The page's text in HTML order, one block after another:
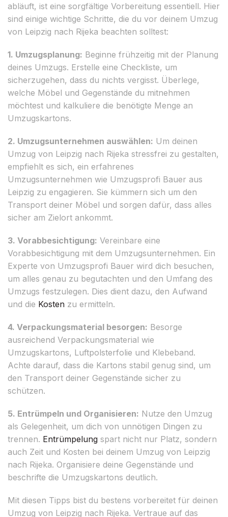
abläuft, ist eine sorgfältige Vorbereitung essentiell. Hier
sind einige wichtige Schritte, die du vor deinem Umzug
von Leipzig nach Rijeka beachten solltest:
1. Umzugsplanung: Beginne frühzeitig mit der Planung
deines Umzugs. Erstelle eine Checkliste, um
sicherzugehen, dass du nichts vergisst. Überlege,
welche Möbel und Gegenstände du mitnehmen
möchtest und kalkuliere die benötigte Menge an
Umzugskartons.
2. Umzugsunternehmen auswählen: Um deinen
Umzug von Leipzig nach Rijeka stressfrei zu gestalten,
empfiehlt es sich, ein erfahrenes
Umzugsunternehmen wie Umzugsprofi Bauer aus
Leipzig zu engagieren. Sie kümmern sich um den
Transport deiner Möbel und sorgen dafür, dass alles
sicher am Zielort ankommt.
3. Vorabbesichtigung: Vereinbare eine
Vorabbesichtigung mit dem Umzugsunternehmen. Ein
Experte von Umzugsprofi Bauer wird dich besuchen,
um alles genau zu begutachten und den Umfang des
Umzugs festzulegen. Dies dient dazu, den Aufwand
und die Kosten zu ermitteln.
4. Verpackungsmaterial besorgen: Besorge
ausreichend Verpackungsmaterial wie
Umzugskartons, Luftpolsterfolie und Klebeband.
Achte darauf, dass die Kartons stabil genug sind, um
den Transport deiner Gegenstände sicher zu
schützen.
5. Entrümpeln und Organisieren: Nutze den Umzug
als Gelegenheit, um dich von unnötigen Dingen zu
trennen. Entrümpelung spart nicht nur Platz, sondern
auch Zeit und Kosten bei deinem Umzug von Leipzig
nach Rijeka. Organisiere deine Gegenstände und
beschrifte die Umzugskartons deutlich.
Mit diesen Tipps bist du bestens vorbereitet für deinen
Umzug von Leipzig nach Rijeka. Vertraue auf das